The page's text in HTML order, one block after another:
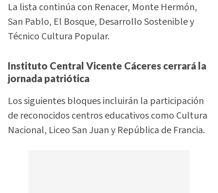
La lista continúa con Renacer, Monte Hermón,
San Pablo, El Bosque, Desarrollo Sostenible y
Técnico Cultura Popular.
Instituto Central Vicente Cáceres cerrará la
jornada patriótica
Los siguientes bloques incluirán la participación
de reconocidos centros educativos como Cultura
Nacional, Liceo San Juan y República de Francia.